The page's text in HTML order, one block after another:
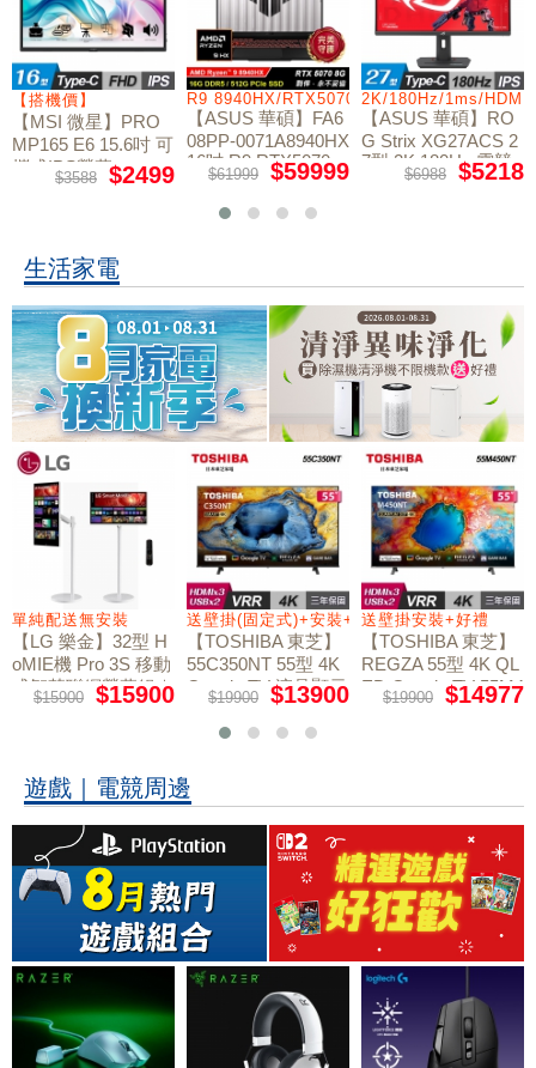
W11
【搭機價】
【MSI 微星】PRO
MP165 E6 15.6吋 可
攜式IPS螢幕
$3588 $2499
R9 8940HX/RTX5070/512GB/16G
【ASUS 華碩】FA6
08PP-0071A8940HX
16吋 R9 RTX5070
電競筆電
$61999 $59999
2K/180Hz/1ms/
【ASUS 華碩】RO
G Strix XG27ACS 2
7型 2K 180Hz 電競
$6988 $5218
生活家電
禮
單純配送無安裝
【LG 樂金】32型 H
oMIE機 Pro 3S 移動
式智慧聯網螢幕組｜
單純配送
$15900 $15900
送壁掛(固定式)+安裝+好禮贈
【TOSHIBA 東芝】
55C350NT 55型 4K
Google TV 液晶顯示
器｜含壁掛(固定式)
+安裝
$19900 $13900
送壁掛安裝+好禮
【TOSHIBA 東芝】
REGZA 55型 4K QL
ED Google TV 55M4
50NT液晶顯示器｜
$19900 $14977
遊戲｜電競周邊